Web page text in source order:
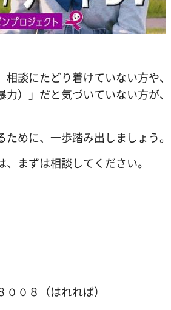
談にたどり着けていない方や
力）」だと気づいていない方が
めに、一歩踏み出しましょう。
まずは相談してください。
０８（はれれば）